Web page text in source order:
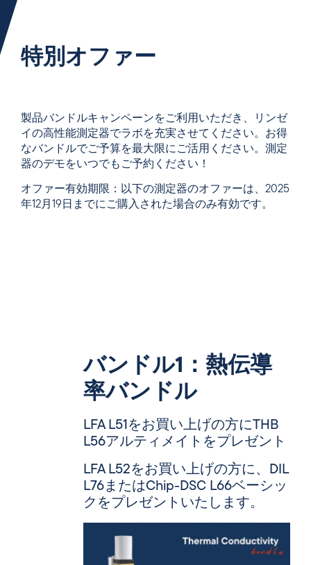
特別オファー
製品バンドルキャンペーンをご利用いただき、リンゼ
イの高性能測定器でラボを充実させてください。お得
なバンドルでご予算を最大限にご活用ください。測定
器のデモをいつでもご予約ください！
オファー有効期限 ：以下の測定器のオファーは、2025
年12月19日までにご購入された場合のみ有効です。
バンドル1：熱伝導
率バンドル
LFA L51をお買い上げの方にTHB
L56アルティメイトをプレゼント
LFA L52をお買い上げの方に、DIL
L76またはChip-DSC L66ベーシッ
クをプレゼントいたします。